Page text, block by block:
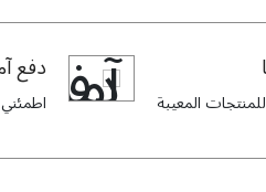
soft and
was a
quality is
دفع